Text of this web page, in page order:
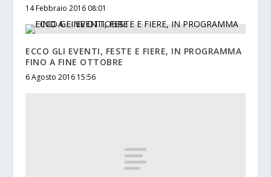
14 Febbraio 2016 08:01
ECCO GLI EVENTI, FESTE E FIERE, IN PROGRAMMA
FINO A FINE OTTOBRE
6 Agosto 2016 15:56